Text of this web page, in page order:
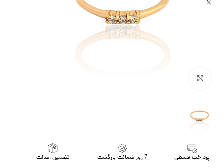
پرداخت قسطی 7 روز ضمانت بازگشت تضمین اصالت